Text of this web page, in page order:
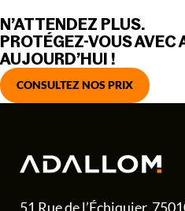
N’ATTENDEZ PLUS.
PROTÉGEZ-VOUS
AUJOURD’HUI !
CONSULTEZ NOS PRIX
51 Rue de l’Échiquier,